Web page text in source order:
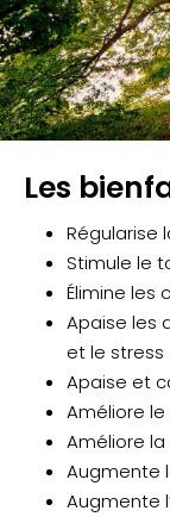
Les
Régularise
Stimule le
Élimine les
Apaise les
et le stress
Apaise et
Améliore
Améliore
Augmente
Augmente